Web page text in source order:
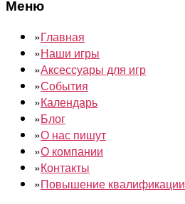
Меню
»Главная
»Наши игры
»Аксессуары для игр
»События
»Календарь
»Блог
»О нас пишут
»О компании
»Контакты
»Повышение квалификации